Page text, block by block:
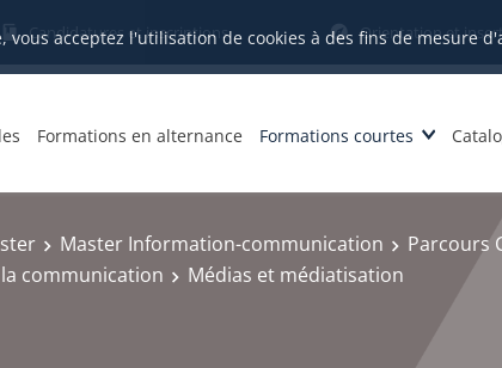
acceptez l'utilisation de cookies à des fins de mesure
Candidatures et inscriptions Orientation et
Formations en alternance Formations courtes
Master Information-communication
Parcours
communication
Médias et médiatisation